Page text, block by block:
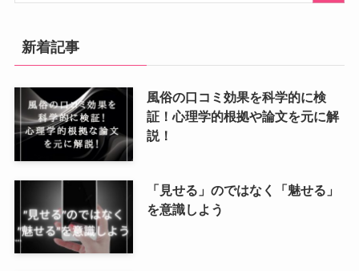
新着記事
風俗の口コミ効果を科学的に検
証！心理学的根拠や論文を元に解
説！
「見せる」のではなく「魅せる」
を意識しよう